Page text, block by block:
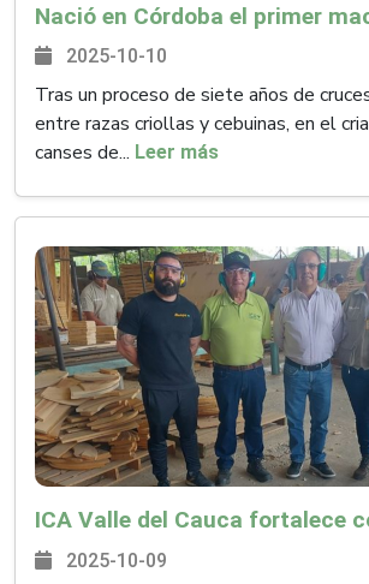
2025-10-10
Tras un proceso de siete años de
entre razas criollas y cebuinas, en el
canses de... Leer más
2025-10-09